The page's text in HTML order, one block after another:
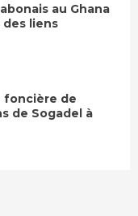
au Ghana
liens
foncière de
de Sogadel à